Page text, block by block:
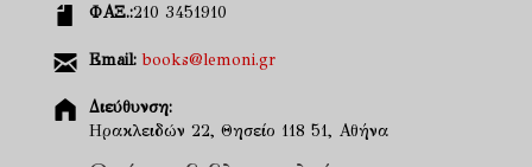
ΦΑΞ.:210 3451910
Email: books@lemoni.gr
Διεύθυνση:
Ηρακλειδών 22, Θησείο 118 51, Αθήνα